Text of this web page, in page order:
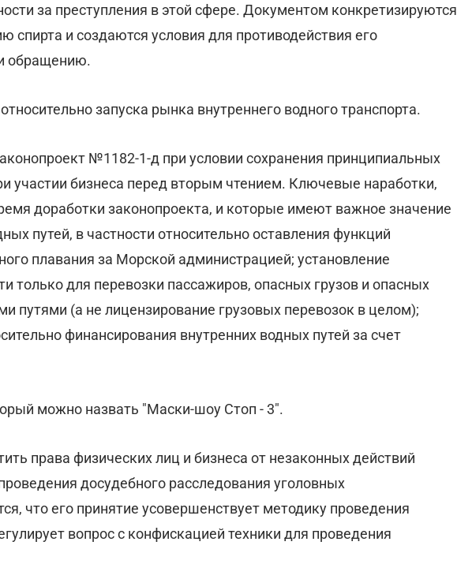
за преступления в этой сфере. Документом конкретизируются
спирта и создаются условия для противодействия его
обращению.
относительно запуска рынка внутреннего водного транспорта.
№1182-1-д при условии сохранения принципиальных
участии бизнеса перед вторым чтением. Ключевые наработки,
доработки законопроекта, и которые имеют важное значение
путей, в частности относительно оставления функций
плавания за Морской администрацией; установление
только для перевозки пассажиров, опасных грузов и опасных
путями (а не лицензирование грузовых перевозок в целом);
финансирования внутренних водных путей за счет
можно назвать "Маски-шоу Стоп - 3".
права физических лиц и бизнеса от незаконных действий
досудебного расследования уголовных
что его принятие усовершенствует методику проведения
вопрос с конфискацией техники для проведения